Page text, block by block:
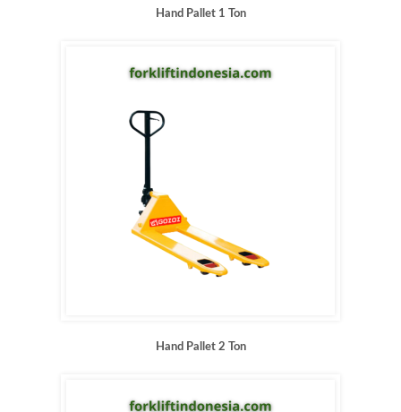
Hand Pallet 1 Ton
Hand Pallet 2 Ton